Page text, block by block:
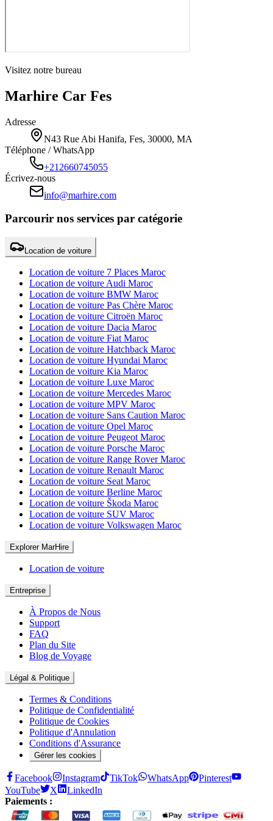
Visitez notre bureau
Marhire Car Fes
Adresse
N43 Rue Abi Hanifa, Fes, 30000, MA
Téléphone / WhatsApp
+212660745055
Écrivez-nous
info@marhire.com
Parcourir nos services par catégorie
Location de voiture
Location de voiture 7 Places Maroc
Location de voiture Audi Maroc
Location de voiture BMW Maroc
Location de voiture Pas Chère Maroc
Location de voiture Citroën Maroc
Location de voiture Dacia Maroc
Location de voiture Fiat Maroc
Location de voiture Hatchback Maroc
Location de voiture Hyundai Maroc
Location de voiture Kia Maroc
Location de voiture Luxe Maroc
Location de voiture Mercedes Maroc
Location de voiture MPV Maroc
Location de voiture Sans Caution Maroc
Location de voiture Opel Maroc
Location de voiture Peugeot Maroc
Location de voiture Porsche Maroc
Location de voiture Range Rover Maroc
Location de voiture Renault Maroc
Location de voiture Seat Maroc
Location de voiture Berline Maroc
Location de voiture Škoda Maroc
Location de voiture SUV Maroc
Location de voiture Volkswagen Maroc
Explorer MarHire
Location de voiture
Entreprise
À Propos de Nous
Support
FAQ
Plan du Site
Blog de Voyage
Légal & Politique
Termes & Conditions
Politique de Confidentialité
Politique de Cookies
Politique d'Annulation
Conditions d'Assurance
Gérer les cookies
Facebook Instagram TikTok WhatsApp
Pinterest
YouTube
X
LinkedIn
Paiements :